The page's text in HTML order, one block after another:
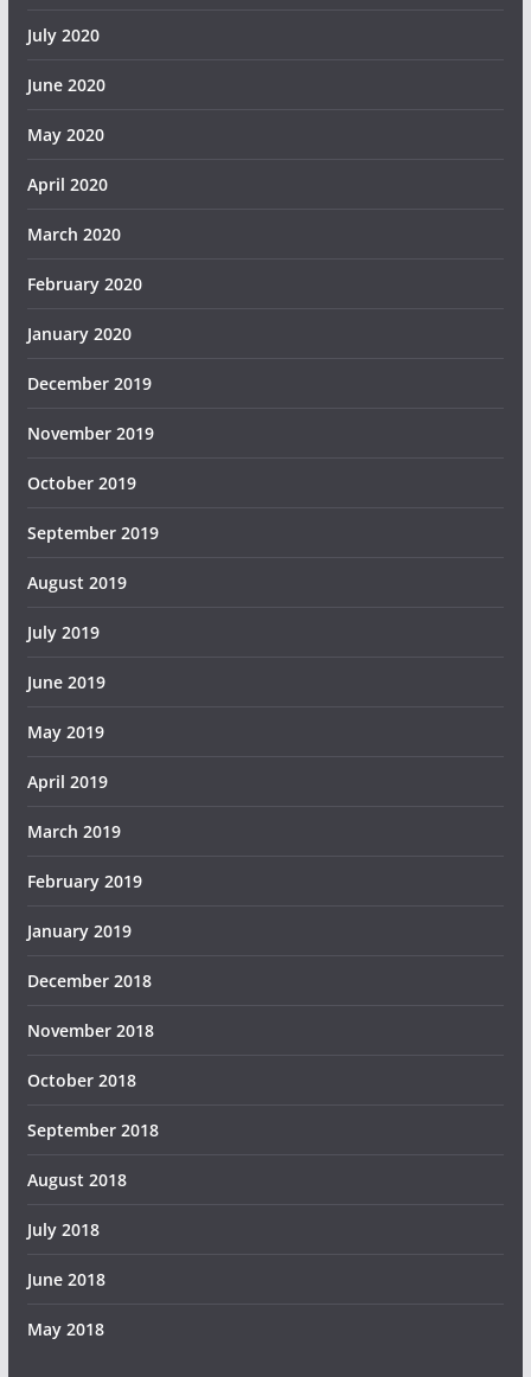
July 2020
June 2020
May 2020
April 2020
March 2020
February 2020
January 2020
December 2019
November 2019
October 2019
September 2019
August 2019
July 2019
June 2019
May 2019
April 2019
March 2019
February 2019
January 2019
December 2018
November 2018
October 2018
September 2018
August 2018
July 2018
June 2018
May 2018